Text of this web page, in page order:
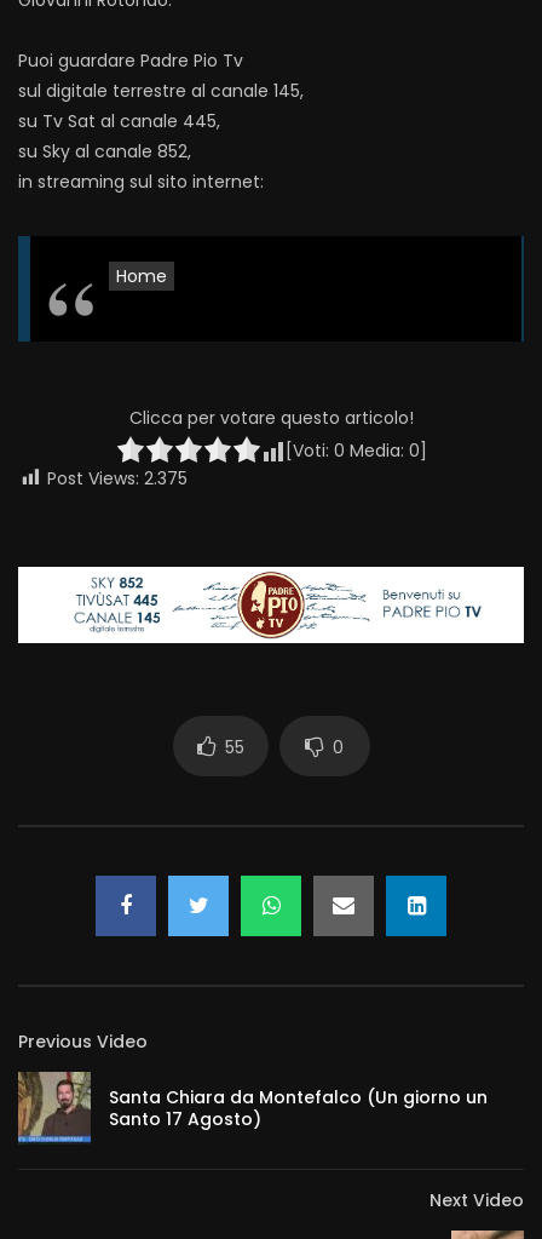
Puoi guardare Padre Pio Tv
sul digitale terrestre al canale 145,
su Tv Sat al canale 445,
su Sky al canale 852,
in streaming sul sito internet:
Home
Clicca per votare questo articolo!
[Voti: 0 Media: 0]
Post Views: 2.375
55 0
Previous Video
Santa Chiara da Montefalco (Un giorno un
Santo 17 Agosto)
Next Video